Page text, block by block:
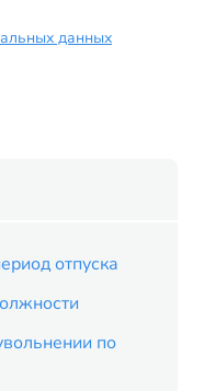
данных
отпуска
по